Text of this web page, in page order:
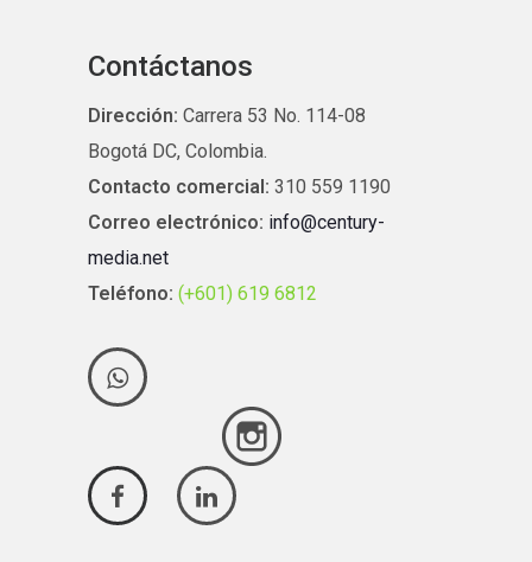
Contáctanos
Dirección: Carrera 53 No. 114-08
Bogotá DC, Colombia.
Contacto comercial: 310 559 1190
Correo electrónico: info@century-
media.net
Teléfono: (+601) 619 6812